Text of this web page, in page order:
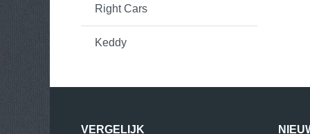
Right Cars
Keddy
VERGELIJK